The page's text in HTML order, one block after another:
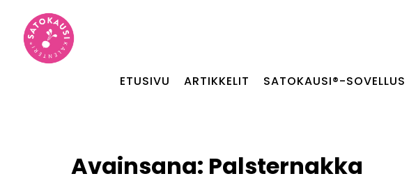
ETUSIVU ARTIKKELIT SATOKAUSI®-SOVELLUS
Avainsana: Palsternakka